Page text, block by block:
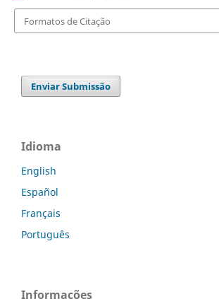
Formatos de Citação
Enviar Submissão
Idioma
English
Español
Français
Português
Informações